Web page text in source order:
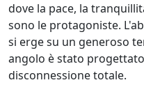
dove la pace, la
sono le protagoniste.
si erge su un generoso
angolo è stato
disconnessione totale.